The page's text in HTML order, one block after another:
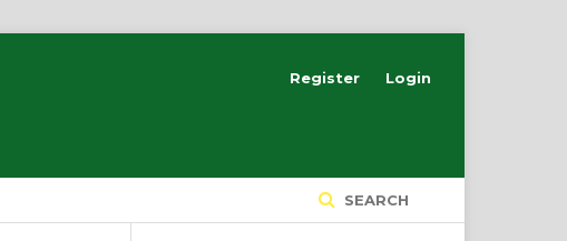
SEARCH
Register Login